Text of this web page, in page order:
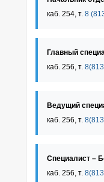
каб. 254, т. 8
Главный
каб. 256, т.
Ведущий
каб. 256, т.
Специалист –
каб. 256, т.